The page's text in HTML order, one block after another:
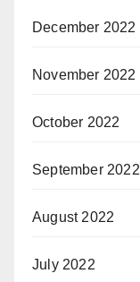
December 2022
November 2022
October 2022
September 2022
August 2022
July 2022